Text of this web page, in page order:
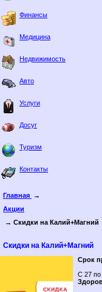
Финансы
Медицина
Недвижимость
Авто
Услуги
Досуг
Туризм
Контакты
Главная
→
Акции
→ Скидки на Калий+Магний
Скидки на Калий+Магний
Срок
C 27 по